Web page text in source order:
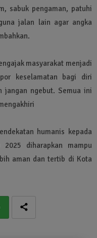
sabuk pengaman, patuhi
jalan lain agar angka
masyarakat menjadi
keselamatan bagi diri
jangan ngebut. Semua ini
humanis kepada
2025 diharapkan mampu
aman dan tertib di Kota